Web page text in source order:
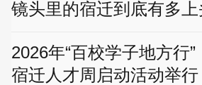
镜头里的宿迁到底有多上
2026年“百校学子地方行
宿迁人才周启动活动举行